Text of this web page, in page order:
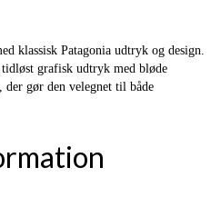
klassisk Patagonia udtryk og design.
tidløst grafisk udtryk med bløde
der gør den velegnet til både